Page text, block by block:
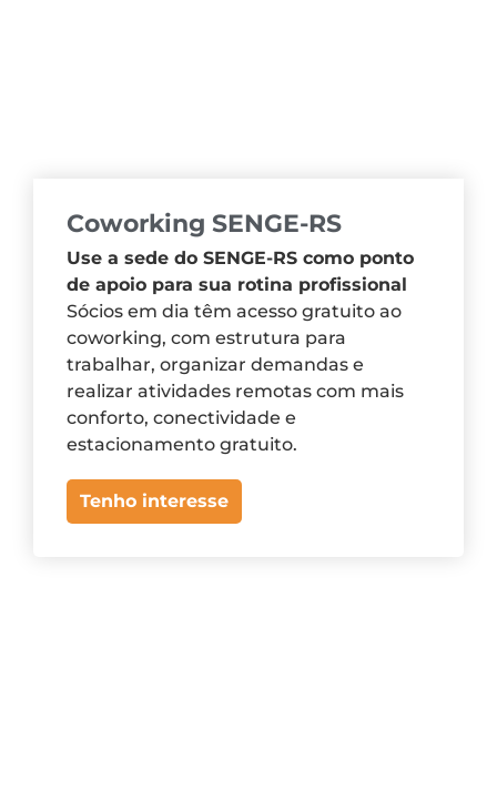
Coworking SENGE-RS
Use a sede do SENGE-RS como ponto
de apoio para sua rotina profissional
Sócios em dia têm acesso gratuito ao
coworking, com estrutura para
trabalhar, organizar demandas e
realizar atividades remotas com mais
conforto, conectividade e
estacionamento gratuito.
Tenho interesse